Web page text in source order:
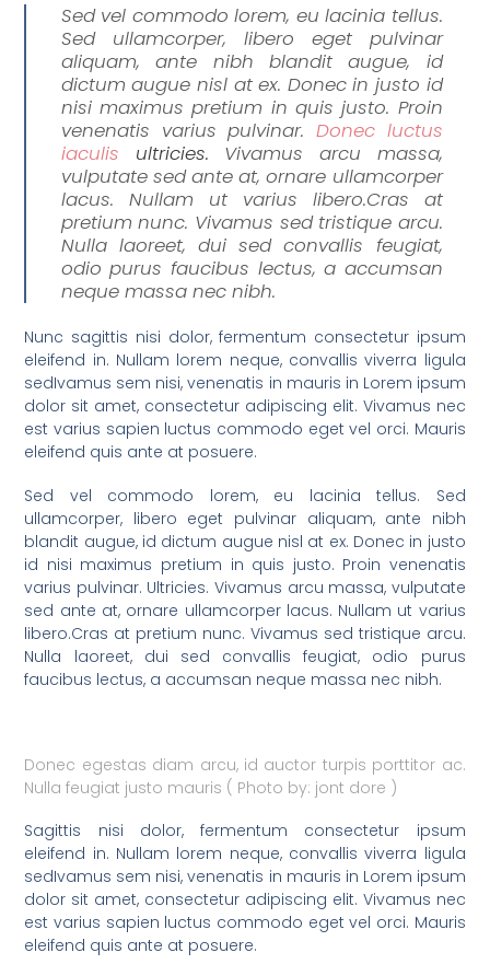
Sed vel commodo lorem, eu lacinia tellus.
Sed ullamcorper, libero eget pulvinar
aliquam, ante nibh blandit augue, id
dictum augue nisl at ex. Donec in justo id
nisi maximus pretium in quis justo. Proin
venenatis varius pulvinar. Donec luctus
iaculis ultricies. Vivamus arcu massa,
vulputate sed ante at, ornare ullamcorper
lacus. Nullam ut varius libero.Cras at
pretium nunc. Vivamus sed tristique arcu.
Nulla laoreet, dui sed convallis feugiat,
odio purus faucibus lectus, a accumsan
neque massa nec nibh.
Nunc sagittis nisi dolor, fermentum consectetur ipsum
eleifend in. Nullam lorem neque, convallis viverra ligula
sedIvamus sem nisi, venenatis in mauris in Lorem ipsum
dolor sit amet, consectetur adipiscing elit. Vivamus nec
est varius sapien luctus commodo eget vel orci. Mauris
eleifend quis ante at posuere.
Sed vel commodo lorem, eu lacinia tellus. Sed
ullamcorper, libero eget pulvinar aliquam, ante nibh
blandit augue, id dictum augue nisl at ex. Donec in justo
id nisi maximus pretium in quis justo. Proin venenatis
varius pulvinar. Ultricies. Vivamus arcu massa, vulputate
sed ante at, ornare ullamcorper lacus. Nullam ut varius
libero.Cras at pretium nunc. Vivamus sed tristique arcu.
Nulla laoreet, dui sed convallis feugiat, odio purus
faucibus lectus, a accumsan neque massa nec nibh.
Donec egestas diam arcu, id auctor turpis porttitor ac.
Nulla feugiat justo mauris ( Photo by: jont dore )
Sagittis nisi dolor, fermentum consectetur ipsum
eleifend in. Nullam lorem neque, convallis viverra ligula
sedIvamus sem nisi, venenatis in mauris in Lorem ipsum
dolor sit amet, consectetur adipiscing elit. Vivamus nec
est varius sapien luctus commodo eget vel orci. Mauris
eleifend quis ante at posuere.